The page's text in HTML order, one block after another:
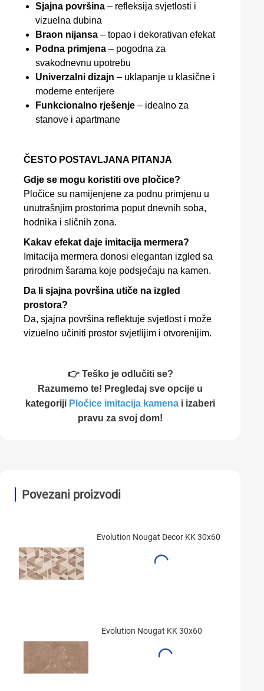
Sjajna površina – refleksija svjetlosti i
vizuelna dubina
Braon nijansa – topao i dekorativan efekat
Podna primjena – pogodna za
svakodnevnu upotrebu
Univerzalni dizajn – uklapanje u klasične i
moderne enterijere
Funkcionalno rješenje – idealno za
stanove i apartmane
ČESTO POSTAVLJANA PITANJA
Gdje se mogu koristiti ove pločice?
Pločice su namijenjene za podnu primjenu u
unutrašnjim prostorima poput dnevnih soba,
hodnika i sličnih zona.
Kakav efekat daje imitacija mermera?
Imitacija mermera donosi elegantan izgled sa
prirodnim šarama koje podsjećaju na kamen.
Da li sjajna površina utiče na izgled
prostora?
Da, sjajna površina reflektuje svjetlost i može
vizuelno učiniti prostor svjetlijim i otvorenijim.
👉 Teško je odlučiti se?
Razumemo te! Pregledaj sve opcije u
kategoriji Pločice imitacija kamena i izaberi
pravu za svoj dom!
Povezani proizvodi
Evolution Nougat Decor KK 30x60
Evolution Nougat KK 30x60